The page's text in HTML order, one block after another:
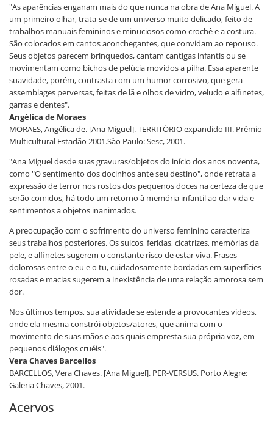
"As aparências enganam mais do que nunca na obra de Ana Miguel. A
um primeiro olhar, trata-se de um universo muito delicado, feito de
trabalhos manuais femininos e minuciosos como crochê e a costura.
São colocados em cantos aconchegantes, que convidam ao repouso.
Seus objetos parecem brinquedos, cantam cantigas infantis ou se
movimentam como bichos de pelúcia movidos a pilha. Essa aparente
suavidade, porém, contrasta com um humor corrosivo, que gera
assemblages perversas, feitas de lã e olhos de vidro, veludo e alfinetes,
garras e dentes".
Angélica de Moraes
MORAES, Angélica de. [Ana Miguel]. TERRITÓRIO expandido III. Prêmio
Multicultural Estadão 2001.São Paulo: Sesc, 2001.
"Ana Miguel desde suas gravuras/objetos do início dos anos noventa,
como "O sentimento dos docinhos ante seu destino", onde retrata a
expressão de terror nos rostos dos pequenos doces na certeza de que
serão comidos, há todo um retorno à memória infantil ao dar vida e
sentimentos a objetos inanimados.
A preocupação com o sofrimento do universo feminino caracteriza
seus trabalhos posteriores. Os sulcos, feridas, cicatrizes, memórias da
pele, e alfinetes sugerem o constante risco de estar viva. Frases
dolorosas entre o eu e o tu, cuidadosamente bordadas em superfícies
rosadas e macias sugerem a inexistência de uma relação amorosa sem
dor.
Nos últimos tempos, sua atividade se estende a provocantes vídeos,
onde ela mesma constrói objetos/atores, que anima com o
movimento de suas mãos e aos quais empresta sua própria voz, em
pequenos diálogos cruéis".
Vera Chaves Barcellos
BARCELLOS, Vera Chaves. [Ana Miguel]. PER-VERSUS. Porto Alegre:
Galeria Chaves, 2001.
Acervos